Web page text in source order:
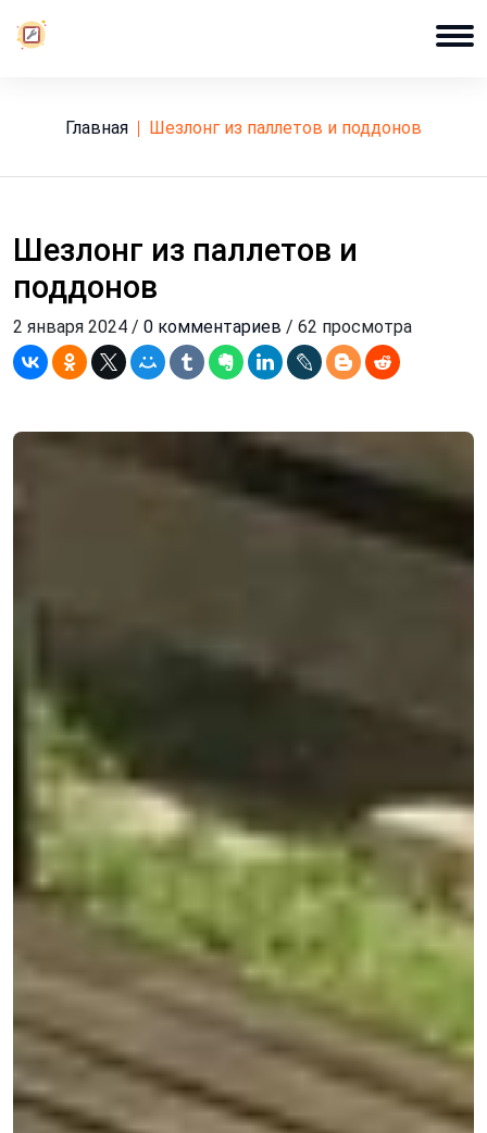
Главная шезлонг из паллетов и поддонов
Шезлонг из паллетов и
поддонов
2 января 2024 / 0 комментариев / 62 просмотра